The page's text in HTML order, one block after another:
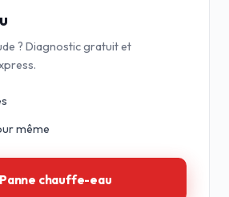
? Diagnostic gratuit et
même
Panne chauffe-eau